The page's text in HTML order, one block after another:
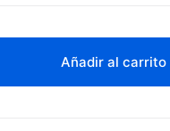
Añadir al carrito